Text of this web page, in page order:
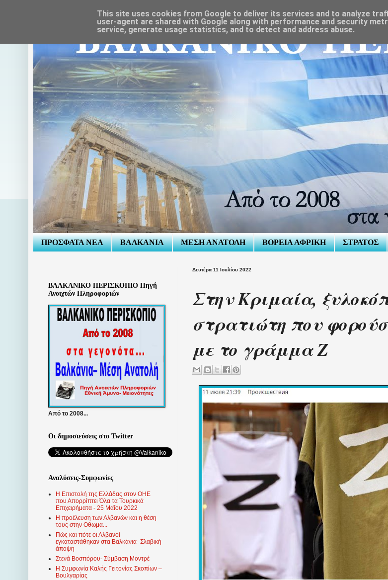
ΠΡΟΣΦΑΤΑ ΝΕΑ ΒΑΛΚΑΝΙΑ ΜΕΣΗ ΑΝΑΤΟΛΗ ΒΟΡΕΙΑ ΑΦΡΙΚΗ ΣΤΡΑΤΟΣ
Δευτέρα 11 Ιουλίου 2022
Στην Κριμαία,
στρατιώτη που
με το γράμμα Ζ
ΒΑΛΚΑΝΙΚΟ ΠΕΡΙΣΚΟΠΙΟ Πηγή
Ανοιχτών Πληροφοριών
Από το 2008...
Οι δημοσιεύσεις στο Twitter
Αναλύσεις-Συμφωνίες
Η Επιστολή της Ελλάδας στον ΟΗΕ
που Απορρίπτει Όλα τα Τουρκικά
Επιχειρήματα - 25 Μαΐου 2022
Η προέλευση των Αλβανών και η θέση
τους στην Οθωμα...
Πώς και πότε οι Αλβανοί
εγκαταστάθηκαν στα Βαλκάνια- Σλαβική
άποψη
Στενά Βοσπόρου- Σύμβαση Μοντρέ
Η Συμφωνία Καλής Γειτονίας Σκοπίων –
Βουλγαρίας
This site uses cookies from Google to deliver its services and to analyze
user-agent are shared with Google along with performance and security
service, generate usage statistics, and to detect and address abuse.